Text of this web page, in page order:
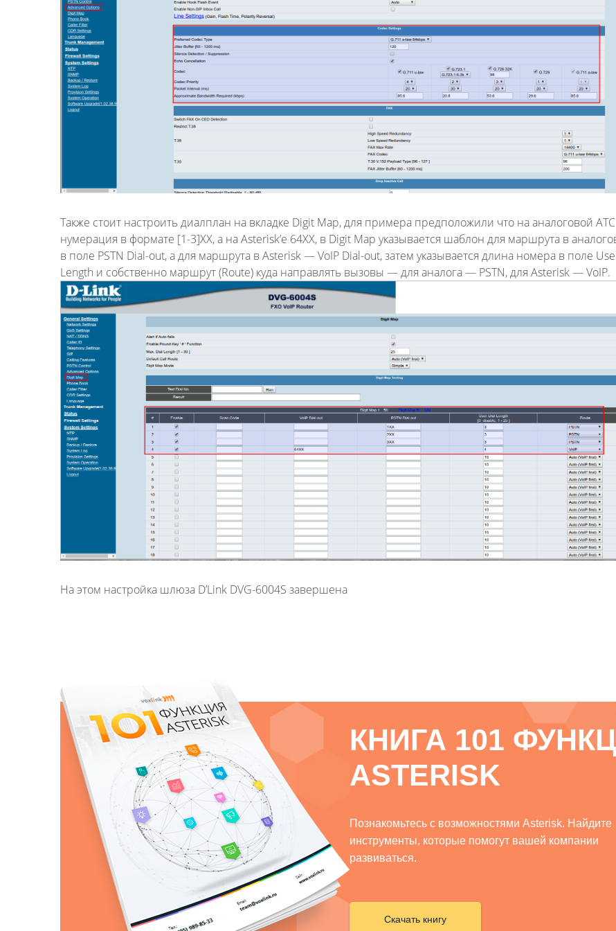
Также стоит настроить диалплан на вкладке Digit Map, для примера предположили что на аналоговой АТС
нумерация в формате [1-3]ХХ, а на Asterisk’е 64XX, в Digit Map указывается шаблон для маршрута в
в поле PSTN Dial-out, а для маршрута в Asterisk — VoIP Dial-out, затем указывается длина номера в поле
Length и собственно маршрут (Route) куда направлять вызовы — для аналога — PSTN, для Asterisk — VoIP.
На этом настройка шлюза D’Link DVG-6004S завершена
КНИГА 101
ASTERISK
Познакомьтесь с возможностями Asterisk. Найдите
инструменты, которые помогут вашей компании
развиваться.
Скачать книгу